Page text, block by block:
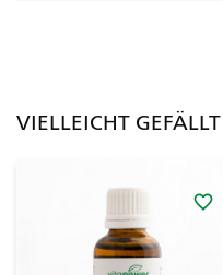
VIELLEICHT
favorite_border